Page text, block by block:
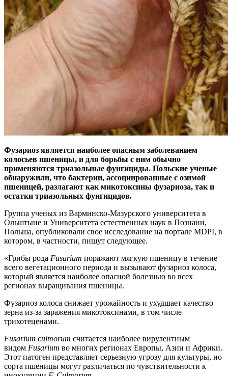
Фузариоз является наиболее опасным заболеванием
колосьев пшеницы, и для борьбы с ним обычно
применяются триазольные фунгициды. Польские ученые
обнаружили, что бактерии, ассоциированные с озимой
пшеницей, разлагают как микотоксины фузариоза, так и
остатки триазольных фунгицидов.
Группа ученых из Варминско-Мазурского университета в
Ольштыне и Университета естественных наук в Познани,
Польша, опубликовали свое исследование на портале MDPI, в
котором, в частности, пишут следующее.
«Грибы рода Fusarium поражают мягкую пшеницу в течение
всего вегетационного периода и вызывают фузариоз колоса,
который является наиболее опасной болезнью во всех
регионах выращивания пшеницы.
Фузариоз колоса снижает урожайность и ухудшает качество
зерна из-за заражения микотоксинами, в том числе
трихотеценами.
Fusarium culmorum считается наиболее вирулентным
видом Fusarium во многих регионах Европы, Азии и Африки.
Этот патоген представляет серьезную угрозу для культуры, но
сорта пшеницы могут различаться по чувствительности к